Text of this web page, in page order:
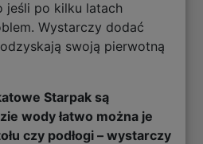
jeśli po kilku latach
Wystarczy dodać
swoją pierwotną
Starpak są
wody łatwo można je
czy podłogi – wystarczy